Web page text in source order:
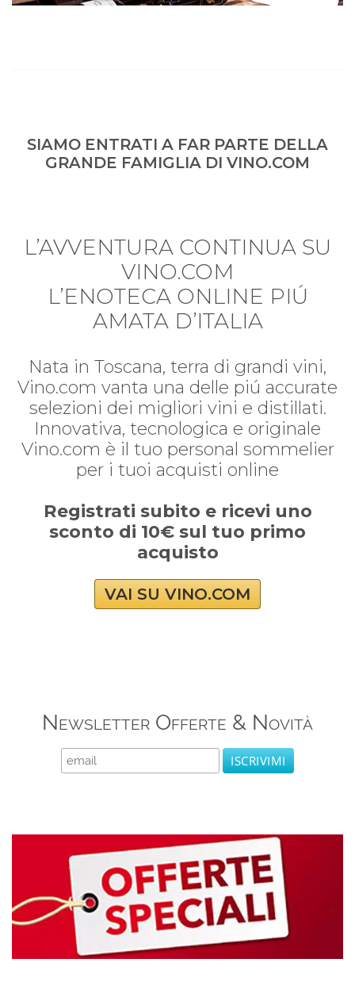
SIAMO ENTRATI A FAR PARTE DELLA
GRANDE FAMIGLIA DI VINO.COM
L’AVVENTURA CONTINUA SU
VINO.COM
L’ENOTECA ONLINE PIÚ
AMATA D’ITALIA
Nata in Toscana, terra di grandi vini,
Vino.com vanta una delle piú accurate
selezioni dei migliori vini e distillati.
Innovativa, tecnologica e originale
Vino.com è il tuo personal sommelier
per i tuoi acquisti online
Registrati subito e ricevi uno
sconto di 10€ sul tuo primo
acquisto
VAI SU VINO.COM
Newsletter Offerte & Novità